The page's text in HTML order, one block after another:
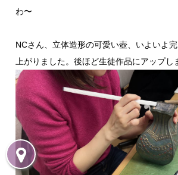
わ〜
NCさん、立体造形の可愛い壺、いよいよ
上がりました。後ほど生徒作品にアップし